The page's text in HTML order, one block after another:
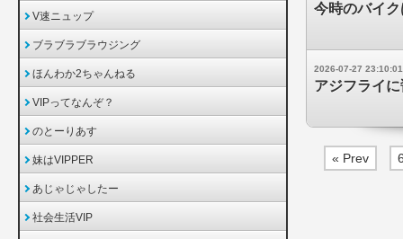
今時のバイ
2026-07-27 23:10:01
アジフライ
« Prev
V速ニュップ
ブラブラブラウジング
ほんわか2ちゃんねる
VIPってなんぞ？
のとーりあす
妹はVIPPER
あじゃじゃしたー
社会生活VIP